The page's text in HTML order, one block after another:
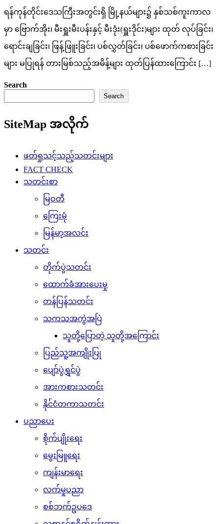
ရန်ကုန်တိုင်းဒေသကြီးအတွင်းရှိ မြို့နယ်များ၌ နှစ်သစ်ကူးကာလ
မှာ ဗြောက်အိုး၊ မီးရှူးမီးပန်းနှင့် မီးဒုံး(ရှူးဒိုင်း)များ ထုတ် လုပ်ခြင်း၊
ရောင်းချခြင်း၊ ဖြန့်ဖြူးခြင်း၊ ပစ်လွှတ်ခြင်း၊ ပစ်ဖောက်ကစားခြင်း
များ မပြုရန် တားမြစ်သည့်အမိန့်များ ထုတ်ပြန်ထားကြောင်း […]
Search
Search
SiteMap အလိုက်
ဖတ်ရှုသင့်သည့်သတင်းများ
FACT CHECK
သတင်းစာ
မြဝတီ
ကြေးမုံ
မြန်မာ့အလင်း
သတင်း
တိုက်ပွဲသတင်း
ထောက်ခံအားပေးမှု
တန်ပြန်သတင်း
သကသအကွဲအပြဲ
သူတို့ပြောတဲ့ သူတို့အကြောင်း
ပြည်သူ့အကျိုးပြု
ပျော်ပွဲရွှင်ပွဲ
အားကစားသတင်း
နိုင်ငံတကာသတင်း
ပညာပေး
စိုက်ပျိုးရေး
မွေးမြူရေး
ကျန်းမာရေး
လက်မှုပညာ
စစ်ဘက်ဥပဒေ